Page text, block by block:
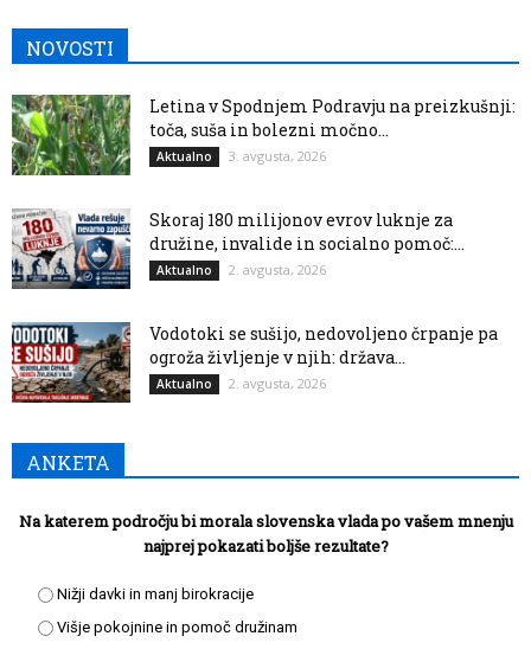
NOVOSTI
Letina v Spodnjem Podravju na preizkušnji:
toča, suša in bolezni močno...
Aktualno 3. avgusta, 2026
Skoraj 180 milijonov evrov luknje za
družine, invalide in socialno pomoč:...
Aktualno 2. avgusta, 2026
Vodotoki se sušijo, nedovoljeno črpanje pa
ogroža življenje v njih: država...
Aktualno 2. avgusta, 2026
ANKETA
Na katerem področju bi morala slovenska vlada po vašem mnenju
najprej pokazati boljše rezultate?
Nižji davki in manj birokracije
Višje pokojnine in pomoč družinam